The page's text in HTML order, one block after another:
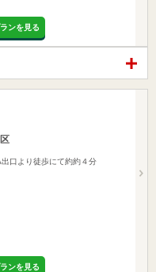
ンを見る
口より徒歩にて約約４分
ンを見る